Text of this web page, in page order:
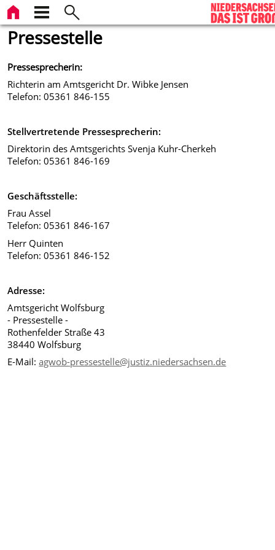
Pressestelle
Pressesprecherin:
Richterin am Amtsgericht Dr. Wibke Jensen
Telefon: 05361 846-155
Stellvertretende Pressesprecherin:
Direktorin des Amtsgerichts Svenja Kuhr-Cherkeh
Telefon: 05361 846-169
Geschäftsstelle:
Frau Assel
Telefon: 05361 846-167
Herr Quinten
Telefon: 05361 846-152
Adresse:
Amtsgericht Wolfsburg
- Pressestelle -
Rothenfelder Straße 43
38440 Wolfsburg
E-Mail:agwob-pressestelle@justiz.niedersachsen.de